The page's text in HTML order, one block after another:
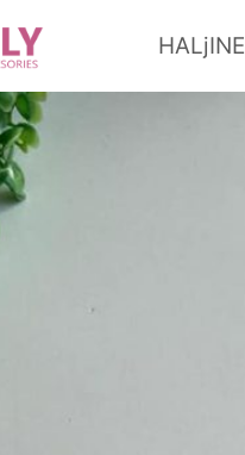
HALjINE